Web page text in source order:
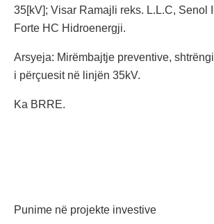
35[kV]; Visar Ramajli reks. L.L.C, Senol
Forte HC Hidroenergji.
Arsyeja: Mirëmbajtje preventive,
i përçuesit në linjën 35kV.
Ka BRRE.
Punime në projekte investive